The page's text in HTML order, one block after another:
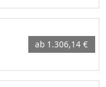
ab 1.306,14 €